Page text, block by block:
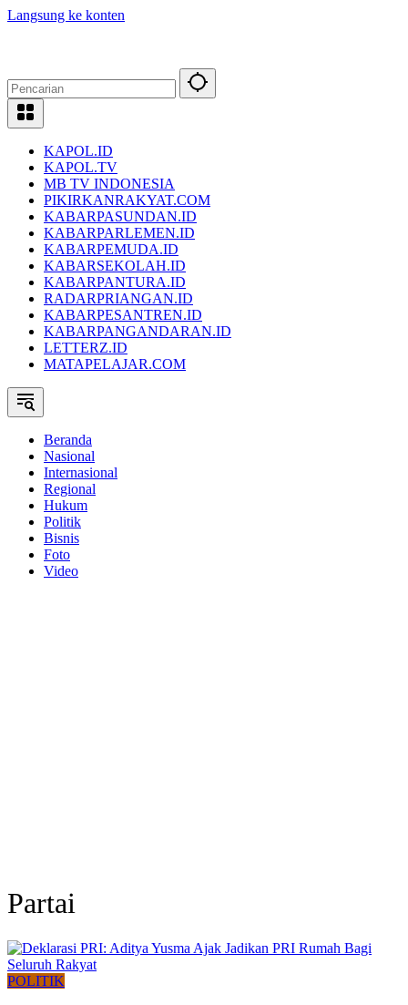
Langsung ke konten
KAPOL.ID
KAPOL.TV
MB TV INDONESIA
PIKIRKANRAKYAT.COM
KABARPASUNDAN.ID
KABARPARLEMEN.ID
KABARPEMUDA.ID
KABARSEKOLAH.ID
KABARPANTURA.ID
RADARPRIANGAN.ID
KABARPESANTREN.ID
KABARPANGANDARAN.ID
LETTERZ.ID
MATAPELAJAR.COM
Beranda
Nasional
Internasional
Regional
Hukum
Politik
Bisnis
Foto
Video
Partai
POLITIK